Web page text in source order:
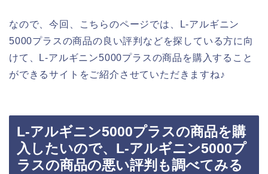
なので、今回、こちらのページでは、L-アルギニン
5000プラスの商品の良い評判などを探している方に向
けて、L-アルギニン5000プラスの商品を購入すること
ができるサイトをご紹介させていただきますね♪
L-アルギニン5000プラスの商品を購
入したいので、L-アルギニン5000プ
ラスの商品の悪い評判も調べてみる